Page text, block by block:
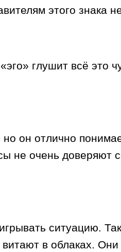
этого знака
глушит всё это
он отлично
не очень
ситуацию.
в облаках. Они